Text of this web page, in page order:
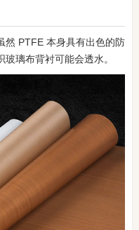
然 PTFE 本身具有出色的防
璃布背衬可能会透水。